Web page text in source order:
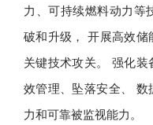
力、可持续燃料动力等
破和升级， 开展高效
关键技术攻关。 强化
效管理、坠落安全、
力和可靠被监视能力。